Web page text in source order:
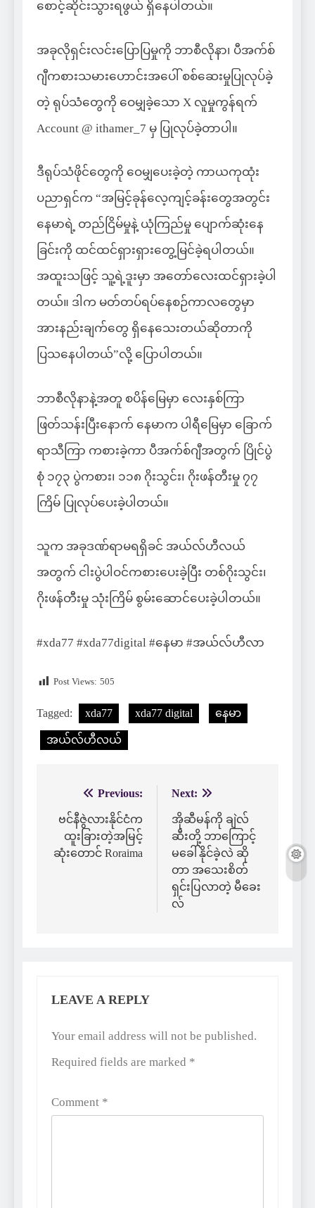
စောင့်ဆိုင်းသွားရဖွယ် ရှိနေပါတယ်။
အခုလိုရှင်းလင်းပြောပြမှုကို ဘာစီလိုနာ၊ ပီအက်စ်
ဂျီကစားသမားဟောင်းအပေါ် စစ်ဆေးမှုပြုလုပ်ခဲ့
တဲ့ ရုပ်သံတွေကို ဝေမျှခဲ့သော X လူမှုကွန်ရက်
Account @ ithamer_7 မှ ပြုလုပ်ခဲ့တာပါ။
ဒီရုပ်သံဖိုင်တွေကို ဝေမျှပေးခဲ့တဲ့ ကာယကုထုံး
ပညာရှင်က “အမြင့်ခုန်လေ့ကျင့်ခန်းတွေအတွင်း
နေမာရဲ့ တည်ငြိမ်မှုနဲ့ ယုံကြည်မှု ပျောက်ဆုံးနေ
ခြင်းကို ထင်ထင်ရှားရှားတွေ့မြင်ခဲ့ရပါတယ်။
အထူးသဖြင့် သူ့ရဲ့ဒူးမှာ အတော်လေးထင်ရှားခဲ့ပါ
တယ်။ ဒါက မတ်တပ်ရပ်နေစဉ်ကာလတွေမှာ
အားနည်းချက်တွေ ရှိနေသေးတယ်ဆိုတာကို
ပြသနေပါတယ်”လို့ ပြောပါတယ်။
ဘာစီလိုနာနဲ့အတူ စပိန်မြေမှာ လေးနှစ်ကြာ
ဖြတ်သန်းပြီးနောက် နေမာက ပါရီမြေမှာ ခြောက်
ရာသီကြာ ကစားခဲ့ကာ ပီအက်စ်ဂျီအတွက် ပြိုင်ပွဲ
စုံ ၁၇၃ ပွဲကစား၊ ၁၁၈ ဂိုးသွင်း၊ ဂိုးဖန်တီးမှု ၇၇
ကြိမ် ပြုလုပ်ပေးခဲ့ပါတယ်။
သူက အခုဒဏ်ရာမရရှိခင် အယ်လ်ဟီလယ်
အတွက် ငါးပွဲပါဝင်ကစားပေးခဲ့ပြီး တစ်ဂိုးသွင်း၊
ဂိုးဖန်တီးမှု သုံးကြိမ် စွမ်းဆောင်ပေးခဲ့ပါတယ်။
#xda77 #xda77digital #နေမာ #အယ်လ်ဟီလာ
Post Views: 505
Tagged: xda77 xda77 digital နေမာ
အယ်လ်ဟီလယ်
navigation
Previous:
ဗင်နီဇွဲလားနိုင်ငံက
ထူးခြားတဲ့အမြင့်
ဆုံးတောင် Roraima
Next:
အိုဆီမန်ကို ချဲလ်
ဆီးတို့ ဘာကြောင့်
မခေါ်နိုင်ခဲ့လဲ ဆို
တာ အသေးစိတ်
ရှင်းပြလာတဲ့ မီခေး
လ်
LEAVE A REPLY
Your email address will not be published.
Required fields are marked *
Comment *
Alternative: